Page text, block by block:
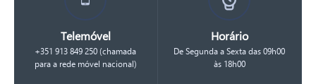
Telemóvel
+351 913 849 250 (chamada
para a rede móvel nacional)
Horário
De Segunda a Sexta das 09h00
às 18h00